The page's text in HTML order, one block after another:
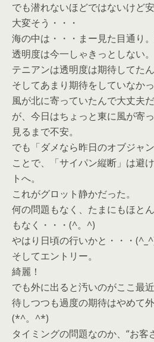
でも潜れないほどではないけど
大変そう・・・
海の中は・・・まー見た目通り。
透明度は今一しゃきっとしない。
テニアンは透明度は期待してた
そしてあまり期待をしていなかっ
風が北に寄っていたんで大丈夫
が、今日はちょっと東に風が寄
見るまで不安。
でも「ダメなら昨日のオブジャ
ことで、「サイパン縦断」は避
トへ。
これがグロット静かだった。
何の問題もなく、たまにもほと
もなく・・・(^。^)
やはり日頃の行いかと・・・
そしてエントリー。
綺麗！
でも外に出ると汚いのがここ最
待しつつも過度の期待はやめて
(*^。^*)
タイミングの問題なのか、“お